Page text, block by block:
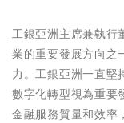
工銀亞洲主席兼執行
業的重要發展方向之
力。工銀亞洲一直堅
數字化轉型視為重要
金融服務質量和效率